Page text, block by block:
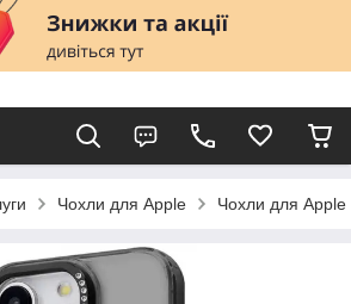
Чохли для Apple Чохли для Apple